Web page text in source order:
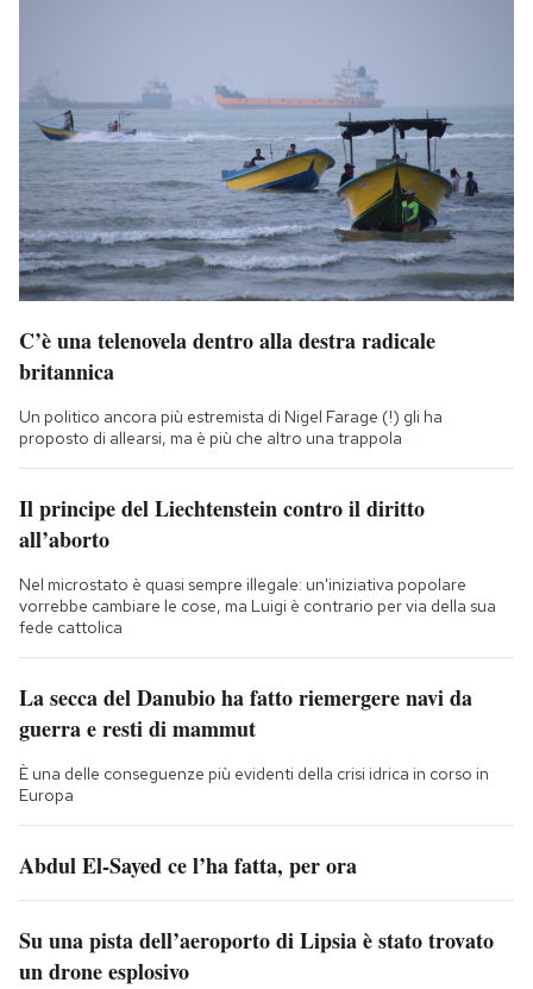
C’è una telenovela dentro alla destra radicale
britannica
Un politico ancora più estremista di Nigel Farage (!) gli ha
proposto di allearsi, ma è più che altro una trappola
Il principe del Liechtenstein contro il diritto
all’aborto
Nel microstato è quasi sempre illegale: un'iniziativa popolare
vorrebbe cambiare le cose, ma Luigi è contrario per via della sua
fede cattolica
La secca del Danubio ha fatto riemergere navi da
guerra e resti di mammut
È una delle conseguenze più evidenti della crisi idrica in corso in
Europa
Abdul El-Sayed ce l’ha fatta, per ora
Su una pista dell’aeroporto di Lipsia è stato trovato
un drone esplosivo